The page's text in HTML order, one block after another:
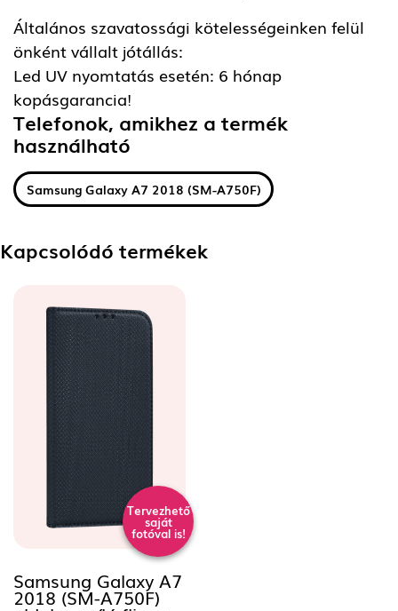
Általános szavatossági kötelességeinken felül
önként vállalt jótállás:
Led UV nyomtatás esetén: 6 hónap
kopásgarancia!
Telefonok, amikhez a termék
használható
Samsung Galaxy A7 2018 (SM-A750F)
Kapcsolódó termékek
Tervezhető
saját
fotóval is!
Samsung Galaxy A7
2018 (SM-A750F)